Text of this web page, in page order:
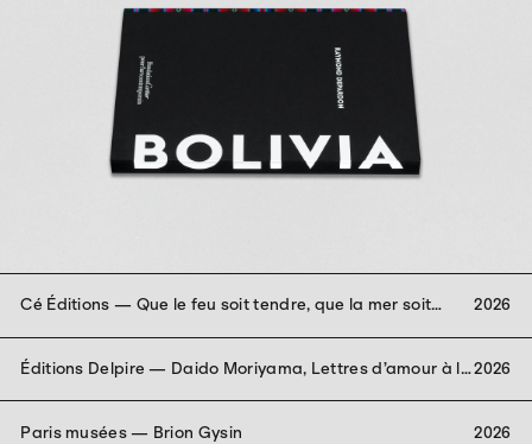
Cé Éditions — Que le feu soit tendre, que la mer soit
2026
Éditions Delpire — Daido Moriyama, Lettres d’amour à la2026
Paris musées — Brion Gysin 2026